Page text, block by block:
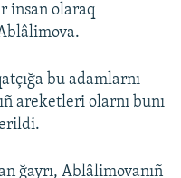
insan olaraq
bu adamlarnı
areketleri olarnı bunı
ğayrı, Ablâlimovanıñ